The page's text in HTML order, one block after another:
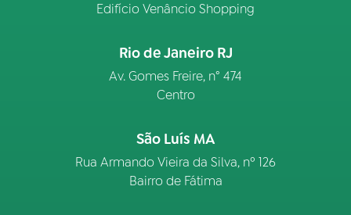
Edifício Venâncio Shopping
Rio de Janeiro RJ
Av. Gomes Freire, n° 474
Centro
São Luís MA
Rua Armando Vieira da Silva, nº 126
Bairro de Fátima